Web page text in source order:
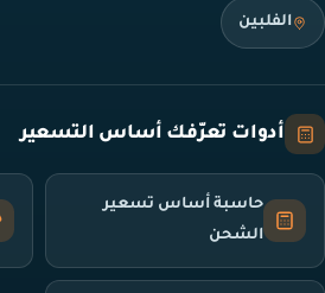
الفلبين
أدوات تعرّفك أساس التسعير
حاسبة أساس تسعير
الشحن